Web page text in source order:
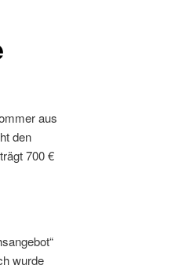
aus
den
700 €
wurde